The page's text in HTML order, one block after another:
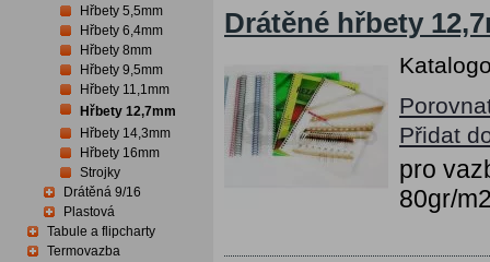
Hřbety 5,5mm
Hřbety 6,4mm
Hřbety 8mm
Hřbety 9,5mm
Hřbety 11,1mm
Hřbety 12,7mm
Hřbety 14,3mm
Hřbety 16mm
Strojky
Drátěná 9/16
Plastová
Tabule a flipcharty
Termovazba
Drátěné hřbety
Přidat
pro
80gr/